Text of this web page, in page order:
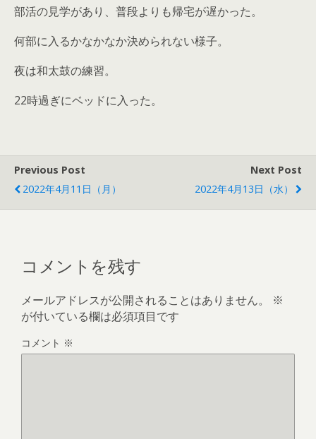
部活の見学があり、普段よりも帰宅が遅かった。
何部に入るかなかなか決められない様子。
夜は和太鼓の練習。
22時過ぎにベッドに入った。
Previous Post
2022年4月11日（月）
Next Post
2022年4月13日（水）
コメントを残す
メールアドレスが公開されることはありません。
※
が付いている欄は必須項目です
コメント ※